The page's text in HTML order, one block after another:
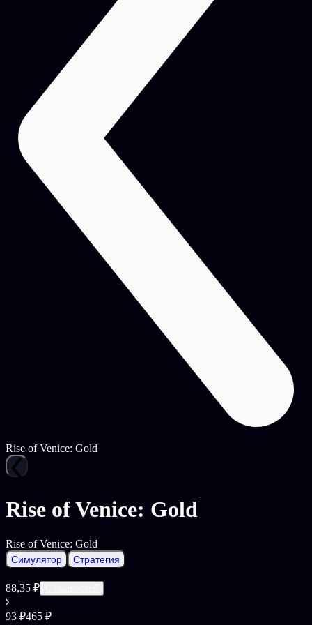
Rise of Venice: Gold
Rise of Venice: Gold
Rise of Venice: Gold
Симулятор Стратегия
88,35 ₽
93 ₽465 ₽